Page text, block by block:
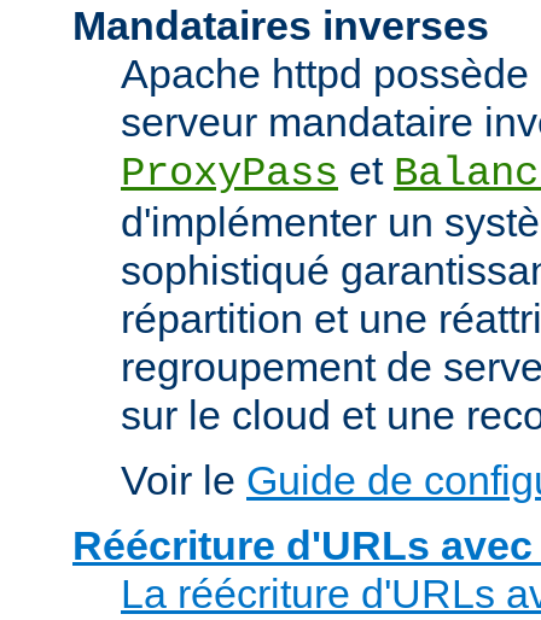
Mandataires inverses
Apache httpd
serveur mandataire
ProxyPass et
d'implémenter un
sophistiqué
répartition et une
regroupement de
sur le cloud et une
Voir le Guide de
Réécriture d'URLs
La réécriture d'URLs